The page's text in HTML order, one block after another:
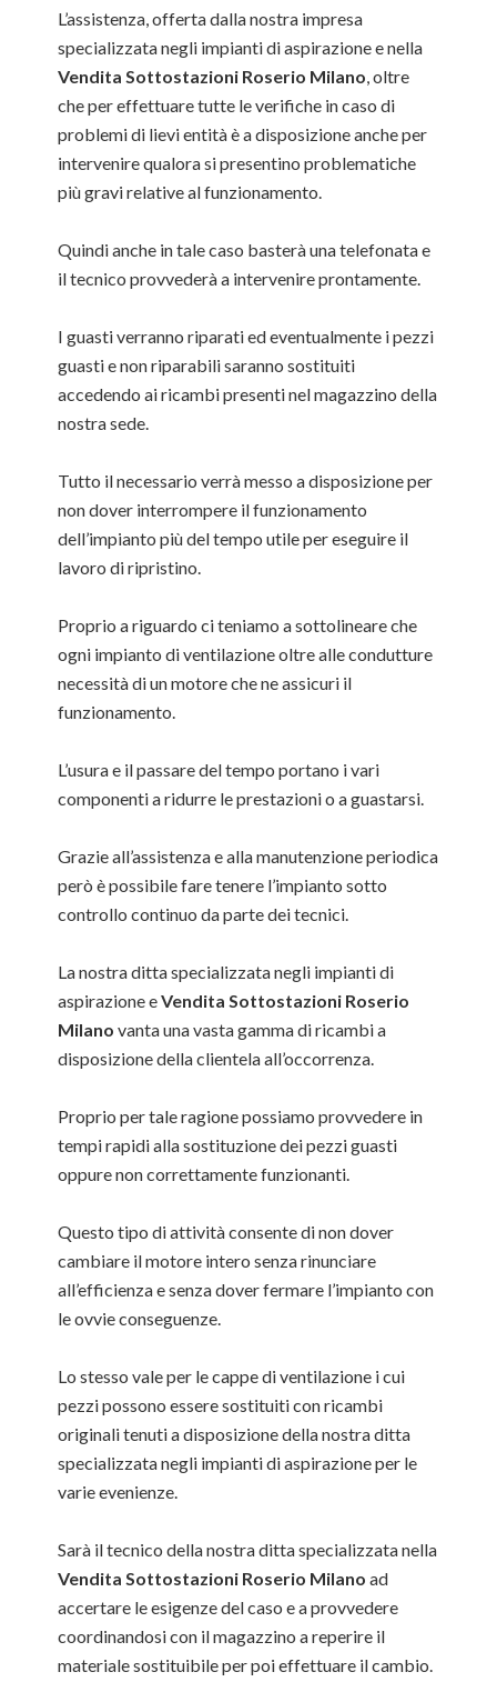
L’assistenza, offerta dalla nostra impresa
specializzata negli impianti di aspirazione e nella
Vendita Sottostazioni Roserio Milano, oltre
che per effettuare tutte le verifiche in caso di
problemi di lievi entità è a disposizione anche per
intervenire qualora si presentino problematiche
più gravi relative al funzionamento.
Quindi anche in tale caso basterà una telefonata e
il tecnico provvederà a intervenire prontamente.
I guasti verranno riparati ed eventualmente i pezzi
guasti e non riparabili saranno sostituiti
accedendo ai ricambi presenti nel magazzino della
nostra sede.
Tutto il necessario verrà messo a disposizione per
non dover interrompere il funzionamento
dell’impianto più del tempo utile per eseguire il
lavoro di ripristino.
Proprio a riguardo ci teniamo a sottolineare che
ogni impianto di ventilazione oltre alle condutture
necessità di un motore che ne assicuri il
funzionamento.
L’usura e il passare del tempo portano i vari
componenti a ridurre le prestazioni o a guastarsi.
Grazie all’assistenza e alla manutenzione periodica
però è possibile fare tenere l’impianto sotto
controllo continuo da parte dei tecnici.
La nostra ditta specializzata negli impianti di
aspirazione eVendita Sottostazioni Roserio
Milano vanta una vasta gamma di ricambi a
disposizione della clientela all’occorrenza.
Proprio per tale ragione possiamo provvedere in
tempi rapidi alla sostituzione dei pezzi guasti
oppure non correttamente funzionanti.
Questo tipo di attività consente di non dover
cambiare il motore intero senza rinunciare
all’efficienza e senza dover fermare l’impianto con
le ovvie conseguenze.
Lo stesso vale per le cappe di ventilazione i cui
pezzi possono essere sostituiti con ricambi
originali tenuti a disposizione della nostra ditta
specializzata negli impianti di aspirazione per le
varie evenienze.
Sarà il tecnico della nostra ditta specializzata nella
Vendita Sottostazioni Roserio Milano ad
accertare le esigenze del caso e a provvedere
coordinandosi con il magazzino a reperire il
materiale sostituibile per poi effettuare il cambio.